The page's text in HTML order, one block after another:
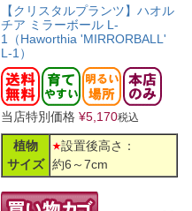
【クリスタルプランツ】ハオル
チア ミラーボール L-
1（Haworthia 'MIRRORBALL'
L-1）
当店特別価格 ¥5,170税込
植物
サイズ
設置後高さ：
約6～7cm